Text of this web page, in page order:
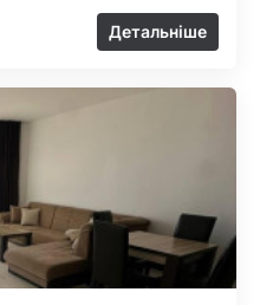
Детальніше